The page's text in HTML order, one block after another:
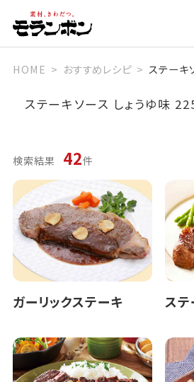
HOME おすすめレシピ ステーキ
ステーキソース しょうゆ味
検索結果 42件
ガーリックステーキ ステ